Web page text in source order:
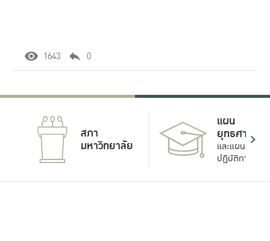
1643 0
สภา
มหาวิทยาลัย
แผน
ยุทธศาสตร์
และแผน
ปฏิบัติการ